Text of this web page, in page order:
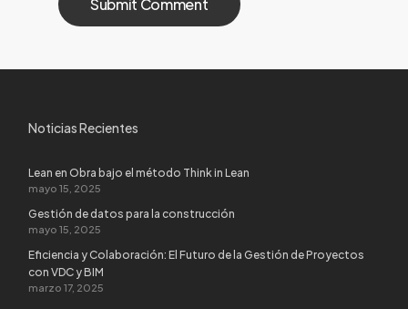
Noticias Recientes
Lean en Obra bajo el método Think in Lean
mayo 15, 2025
Gestión de datos para la construcción
mayo 15, 2025
Eficiencia y Colaboración: El Futuro de la Gestión de Proyectos
con VDC y BIM
marzo 17, 2025